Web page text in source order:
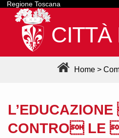
Regione Toscana
CITTÀ
Home >
CONTRO LE